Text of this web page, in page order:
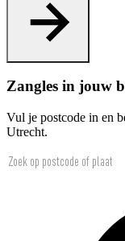
Zangles in jouw
Vul je postcode in en
Utrecht.